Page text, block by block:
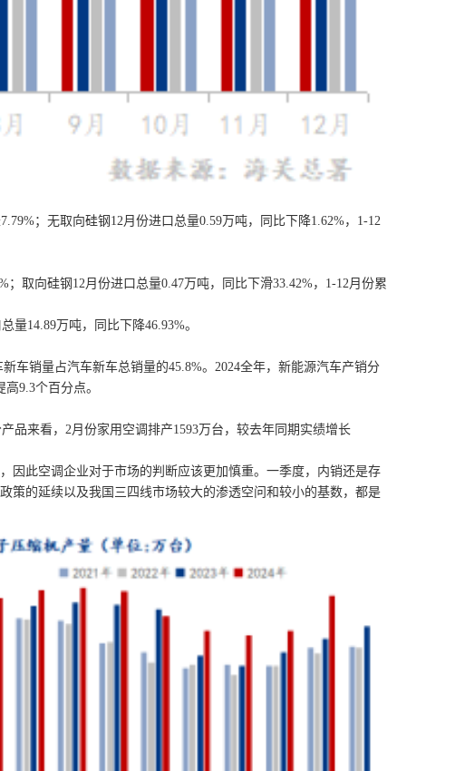
；无取向硅钢12月份进口总量0.59万吨，同比下降1.62%，1-12
取向硅钢12月份进口总量0.47万吨，同比下滑33.42%，1-12月份累
14.89万吨，同比下降46.93%。
车销量占汽车新车总销量的45.8%。2024全年，新能源汽车产销分
9.3个百分点。
来看，2月份家用空调排产1593万台，较去年同期实绩增长
此空调企业对于市场的判断应该更加慎重。一季度，内销还是存
策的延续以及我国三四线市场较大的渗透空问和较小的基数，都是